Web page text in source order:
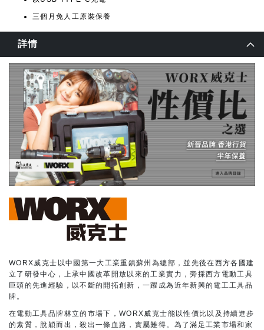
三個月免人工原裝保養
詳情
WORX威克士以中國第一大工業重鎮蘇州為總部，並先後在西方各國建
立了研發中心，上承中國改革開放以來的工業實力，旁採西方電動工具
巨頭的先進經驗，以不斷的開拓創新，一躍成為近年新興的電工工具品
牌。
在電動工具品牌林立的市場下，WORX威克士能以性價比以及持續進步
的素質，脫穎而出，殺出一條血路，實屬難得。為了滿足工業市場和家